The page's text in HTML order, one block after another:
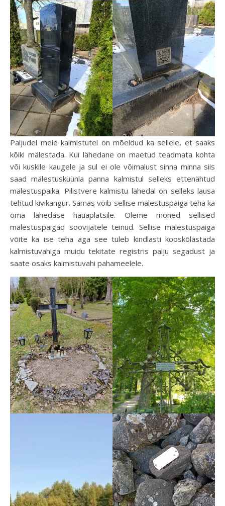
Paljudel meie kalmistutel on mõeldud ka sellele, et saaks
kõiki mälestada. Kui lähedane on maetud teadmata kohta
või kuskile kaugele ja sul ei ole võimalust sinna minna siis
saad mälestusküünla panna kalmistul selleks ettenähtud
mälestuspaika. Pilistvere kalmistu lähedal on selleks lausa
tehtud kivikangur. Samas võib sellise mälestuspaiga teha ka
oma lähedase hauaplatsile. Oleme mõned sellised
mälestuspaigad soovijatele teinud. Sellise mälestuspaiga
võite ka ise teha aga see tuleb kindlasti kooskõlastada
kalmistuvahiga muidu tekitate registris palju segadust ja
saate osaks kalmistuvahi pahameelele.